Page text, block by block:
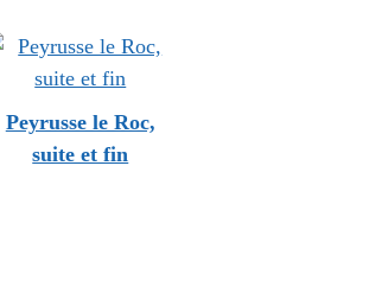
Peyrusse le Roc,
suite et fin